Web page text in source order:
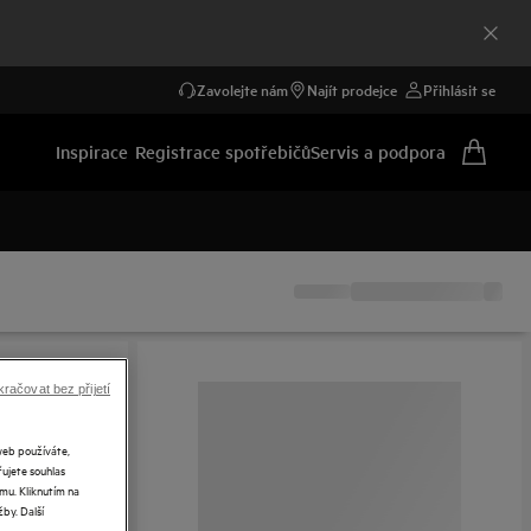
Zavolejte nám Najít prodejce Přihlásit se
Inspirace Registrace spotřebičůServis a podpora
používáte,
souhlas
Kliknutím na
Další
bez přijetí